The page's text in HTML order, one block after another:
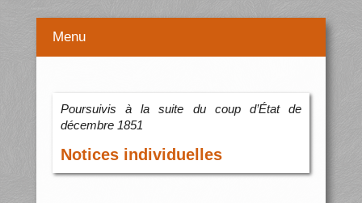
Menu
Poursuivis à la suite du coup d’État de
décembre 1851
Notices individuelles